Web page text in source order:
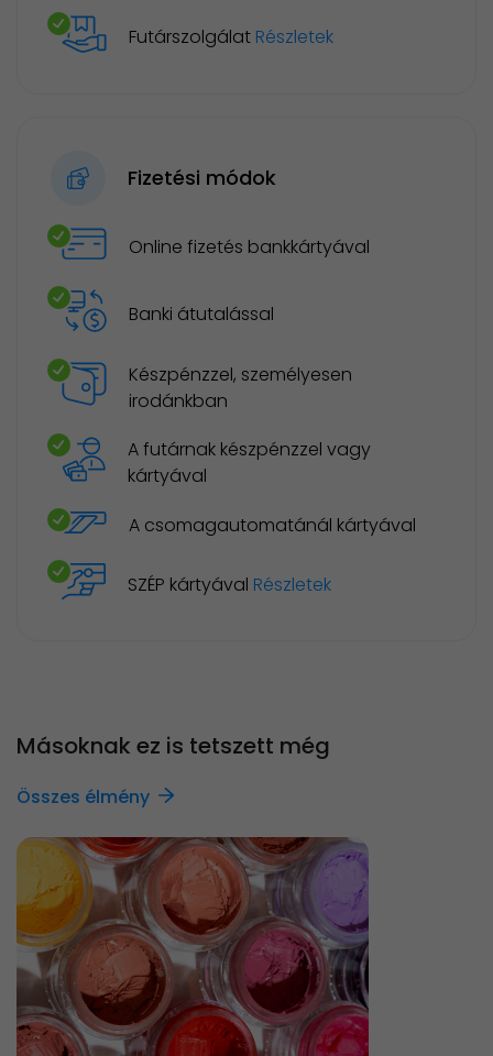
Futárszolgálat Részletek
Fizetési módok
Online fizetés bankkártyával
Banki átutalással
Készpénzzel, személyesen
irodánkban
A futárnak készpénzzel vagy
kártyával
A csomagautomatánál kártyával
SZÉP kártyával Részletek
Másoknak ez is tetszett még
Összes élmény